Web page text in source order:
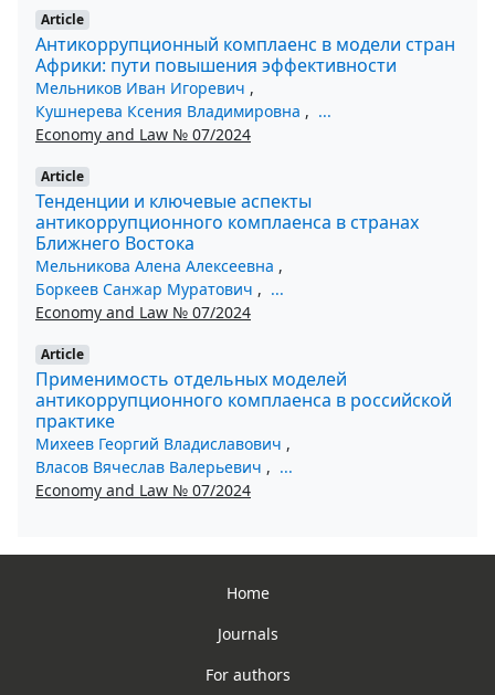
Article
Антикоррупционный комплаенс в модели стран
Африки: пути повышения эффективности
Мельников Иван Игоревич ,
Кушнерева Ксения Владимировна , ...
Economy and Law № 07/2024
Article
Тенденции и ключевые аспекты
антикоррупционного комплаенса в странах
Ближнего Востока
Мельникова Алена Алексеевна ,
Боркеев Санжар Муратович , ...
Economy and Law № 07/2024
Article
Применимость отдельных моделей
антикоррупционного комплаенса в российской
практике
Михеев Георгий Владиславович ,
Власов Вячеслав Валерьевич , ...
Economy and Law № 07/2024
Home
Journals
For authors